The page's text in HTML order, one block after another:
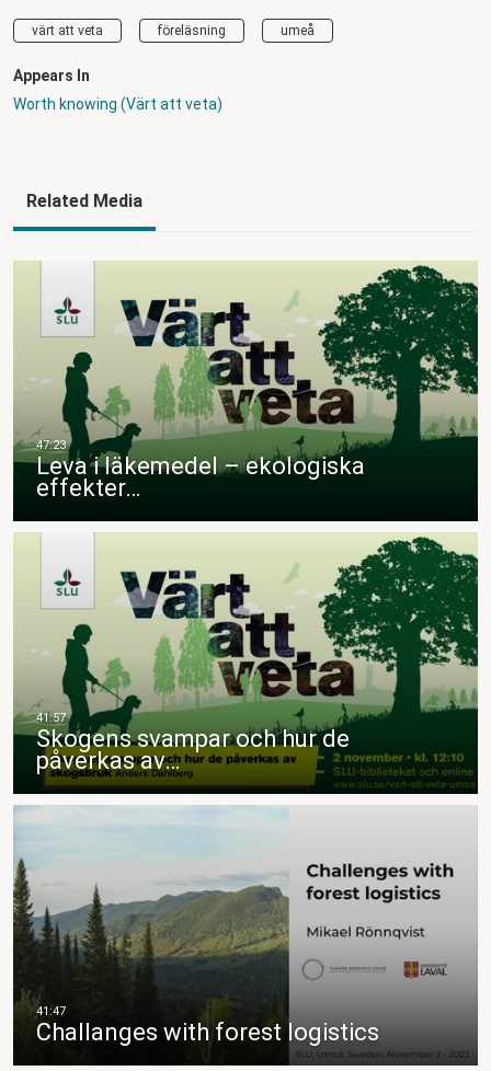
värt att veta föreläsning umeå
Appears In
Worth knowing (Värt att veta)
Related Media
Leva i läkemedel – ekologiska
effekter…
Skogens svampar och hur de
påverkas av…
Challanges with forest logistics